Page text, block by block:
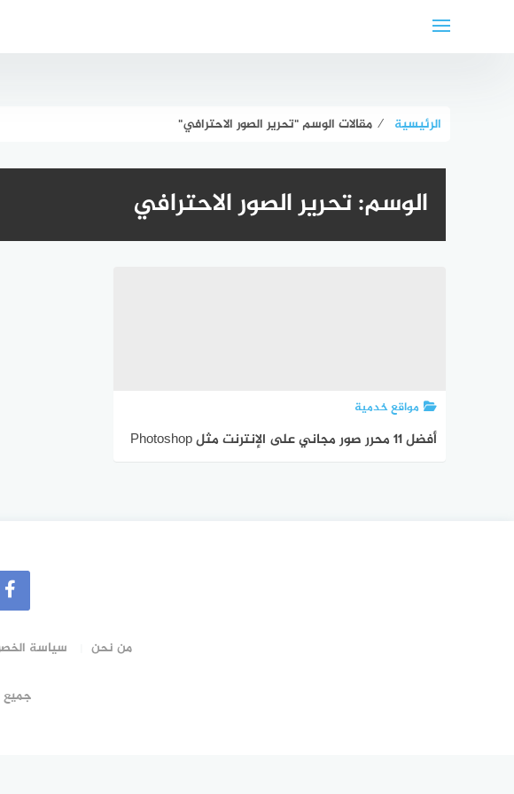
الرئيسية ⁄ مقالات الوسم "تحرير الصور الاحترافي"
الوسم:تحرير الصور الاحترافي
مواقع خدمية
أفضل 11 محرر صور مجاني على الإنترنت مثل Photoshop
من نحن سياسة
جميع